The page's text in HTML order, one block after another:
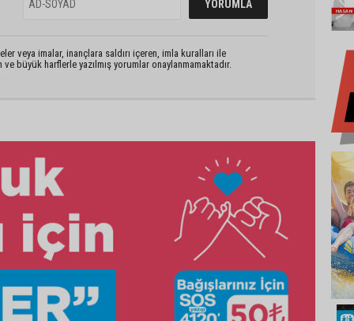
veya imalar, inançlara saldırı içeren, imla kuralları ile
ve büyük harflerle yazılmış yorumlar onaylanmamaktadır.